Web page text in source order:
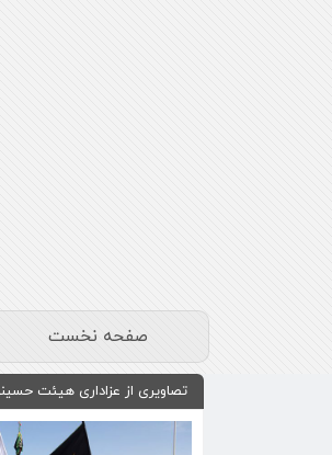
صفحه نخست
تصاویری از عزاداری هیئت